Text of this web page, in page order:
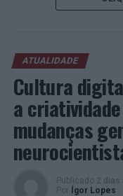
TÓPICOS RELACIONADOS:
PRÓXIMO
Voleibol de Praia:
Brasil
NÃO PERCA
Escolhas alimentares
ATUALIDADE
Cultura
a
mudanças
Publicado 2 dias
Por
Ígor Lopes